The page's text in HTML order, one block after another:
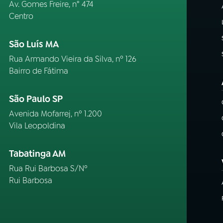
Av. Gomes Freire, n° 474
Centro
São Luís MA
Rua Armando Vieira da Silva, nº 126
Bairro de Fátima
São Paulo SP
Avenida Mofarrej, nº 1.200
Vila Leopoldina
Tabatinga AM
Rua Rui Barbosa S/Nº
Rui Barbosa